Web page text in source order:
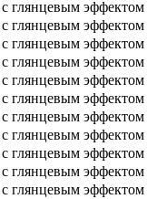
глянцевым эффектом
глянцевым эффектом
глянцевым эффектом
глянцевым эффектом
глянцевым эффектом
глянцевым эффектом
глянцевым эффектом
глянцевым эффектом
глянцевым эффектом
глянцевым эффектом
глянцевым эффектом